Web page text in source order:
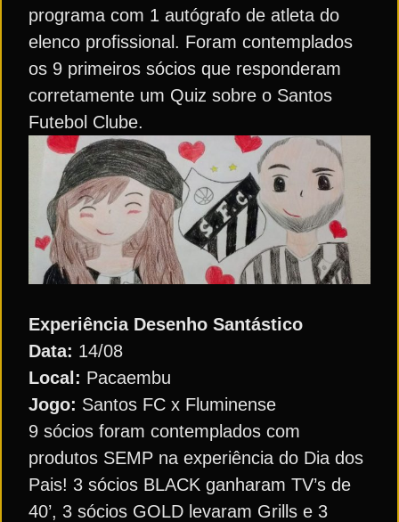
programa com 1 autógrafo de atleta do
elenco profissional. Foram contemplados
os 9 primeiros sócios que responderam
corretamente um Quiz sobre o Santos
Futebol Clube.
Experiência Desenho Santástico
Data: 14/08
Local: Pacaembu
Jogo: Santos FC x Fluminense
9 sócios foram contemplados com
produtos SEMP na experiência do Dia dos
Pais! 3 sócios BLACK ganharam TV’s de
40’, 3 sócios GOLD levaram Grills e 3